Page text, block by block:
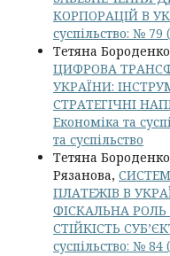
КОРПОРАЦІЙ В
суспільство: № 79
Тетяна
ЦИФРОВА
УКРАЇНИ:
СТРАТЕГІЧНІ
Економіка та
та суспільство
Тетяна
Рязанова,
ПЛАТЕЖІВ В
ФІСКАЛЬНА
СТІЙКІСТЬ
суспільство: № 84